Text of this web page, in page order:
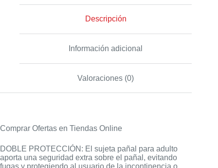
Descripción
Información adicional
Valoraciones (0)
Comprar Ofertas en Tiendas Online
DOBLE PROTECCIÓN: El sujeta pañal para adulto
aporta una seguridad extra sobre el pañal, evitando